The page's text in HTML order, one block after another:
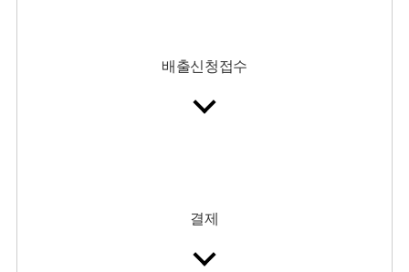
배출신청접수
결제